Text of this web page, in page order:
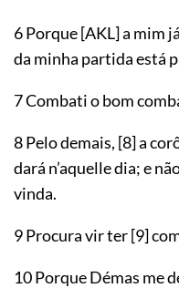
6 Porque[AKL]a mim
da minha partida está
7 Combati o bom
8 Pelo demais, [8]a
dará n’aquelle dia; e
vinda.
9 Procura vir ter[9]
10 Porque Démas me